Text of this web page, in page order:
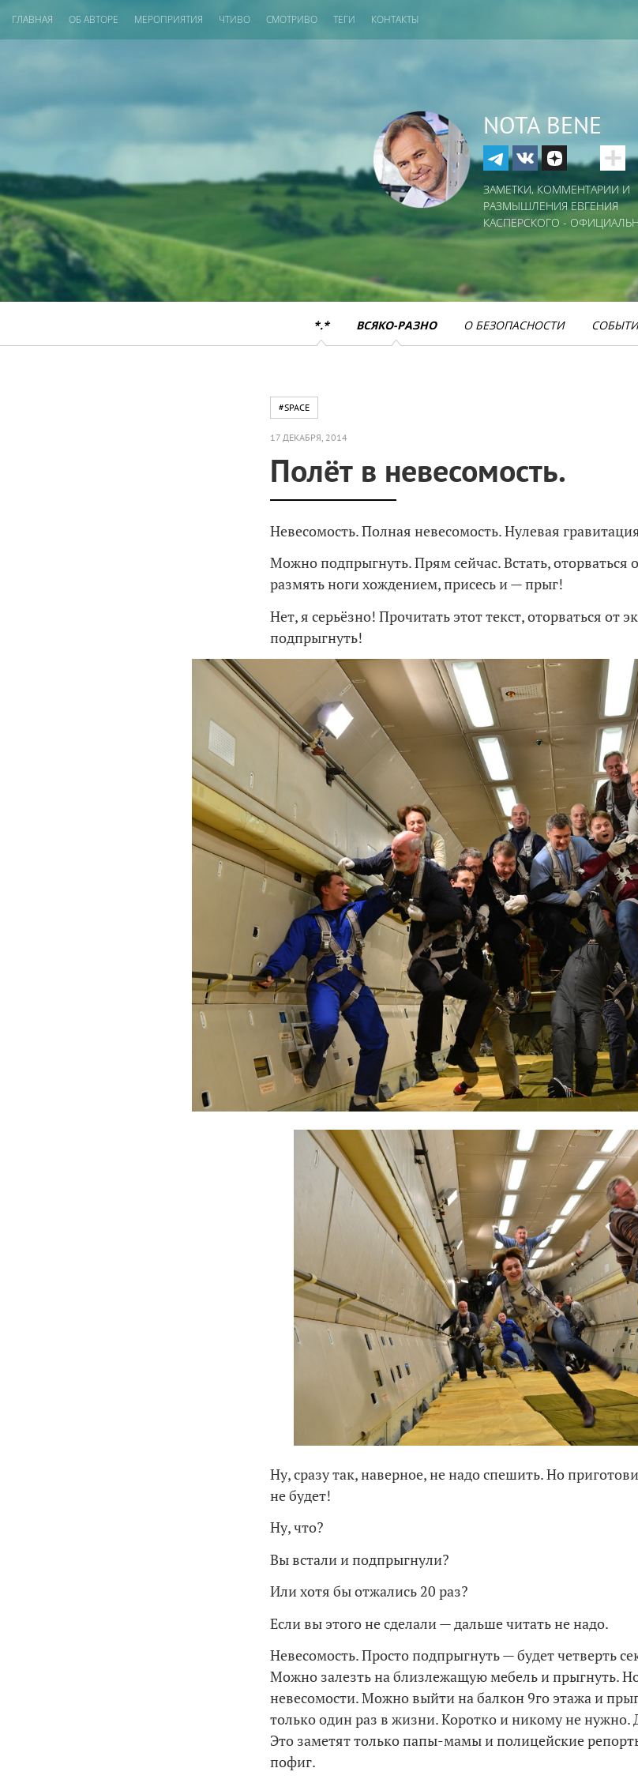
ГЛАВНАЯ ОБ АВТОРЕ МЕРОПРИЯТИЯ ЧТИВО СМОТРИВО ТЕГИ КОНТАКТЫ
NOTA BENE
ЗАМЕТКИ, КОММЕНТАРИИ И
РАЗМЫШЛЕНИЯ ЕВГЕНИЯ
КАСПЕРСКОГО -
*.* ВСЯКО-РАЗНО О БЕЗОПАСНОСТИ
#SPACE
17 ДЕКАБРЯ, 2014
Полёт в невесомость.
Невесомость. Полная невесомость. Нулевая
Можно подпрыгнуть. Прям сейчас. Встать, оторваться
размять ноги хождением, присесь и — прыг!
Нет, я серьёзно! Прочитать этот текст, оторваться от
подпрыгнуть!
Ну, сразу так, наверное, не надо спешить. Но
не будет!
Ну, что?
Вы встали и подпрыгнули?
Или хотя бы отжались 20 раз?
Если вы этого не сделали — дальше читать не надо.
Невесомость. Просто подпрыгнуть — будет четверть
Можно залезть на близлежащую мебель и прыгнуть.
невесомости. Можно выйти на балкон 9го этажа и
только один раз в жизни. Коротко и никому не
Это заметят только папы-мамы и полицейские
пофиг.